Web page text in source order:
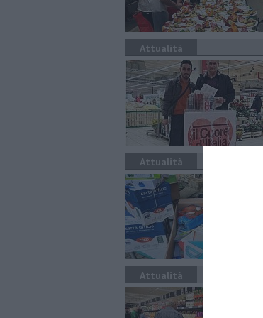
Attualità
Attualità
Attualità